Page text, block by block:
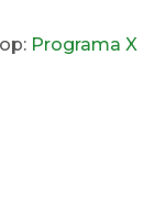
Programa X